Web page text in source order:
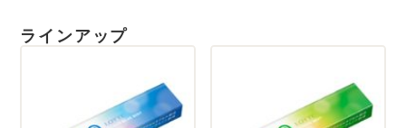
ラインアップ